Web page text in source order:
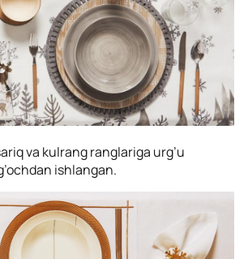
va kulrang ranglariga urg’u
ishlangan.